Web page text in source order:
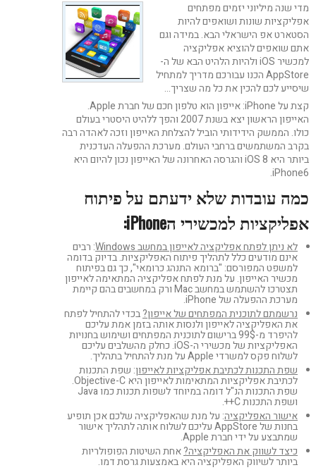
מדי שנה מיליוני יזמים מפתחים
אפליקציות שונות ושואפים להיות
הסטארט אפ הישראלי הבא. במידה וגם
אתם שואפים להוציא אפליקציה
למכשיר iOS ולהיות הלהיט הבא של ה-
AppStore הכנו עבורכם מדריך למתחיל
שיסייע לכם להכין את כל מה שצריך…
קצת על iPhone: אייפון הוא טלפון חכם של חברת Apple.
האייפון הראשון יצא בשנת 2007 והפך ללהיט היסטרי בעולם
כולו. הממשק הידידותי הוביל להצלחת האייפון וזכה לאהדה רבה
בקרב המשתמשים ברחבי העולם. מערכת ההפעלה העדכנית
ביותר היא iOS 8 והגרסה האחרונה של האייפון נכון להיום היא
iPhone6.
כמה עובדות שלא ידעתם על פיתוח
אפליקציות למכשירי הiPhone:
לא ניתן לפתח אפליקציה לאייפון במחשב Windows : רבים
אינם מודעים כלל לתהליך פיתוח האפליקציות. בדיוק בדומה
למשפט המפורסם: "ברומא התנהג כרומאי", כך גם בפיתוח
מכשיר האייפון. על מנת לפתח אפליקציה המתאימה לאייפון
תצטרכו להשתמש במחשב Mac ורק במחשבים בהם קיימת
מערכת ההפעלה של iPhone.
נרשמתם לתוכנית המפתחים של אייפון?בכדי להתחיל לפתח
את האפליקציה לאייפון ולנסות אותה בזמן אמת עליכם
להיפרד מ-99$ ברישום לתוכנית המפתחים ושימוש בחנויות
האפליקציות של מכשירי ה-iOS. כחלק מהשלבים עליכם
לשלוח פקס למשרדי Apple על מנת להתחיל בתהליך.
שפת התכנות לכתיבת אפליקציות לאייפון: שפת התכנות
לכתיבת אפליקציות המתאימות לאייפון היא Objective-C.
שפת התכנות הנ"ל דומה במיוחד לשפות תכנות כמו Java
ושפת התכנות C++.
אישור האפליקציה: על מנת שהאפליקציה שלכם אכן תופיע
בחנות של AppStore עליכם לשלוח אותה לתהליך אישור
שמתבצע על ידי חברת Apple.
כיצד לשווק את האפליקציה?אחת השיטות הפופולריות
ביותר לשיווק האפליקציה היא באמצעות גרסת דמו.